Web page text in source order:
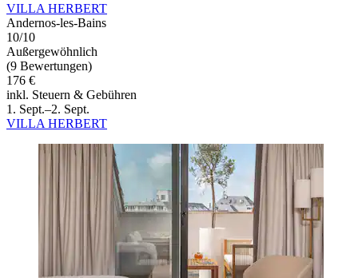
VILLA HERBERT
Andernos-les-Bains
10/10
Außergewöhnlich
(9 Bewertungen)
176 €
inkl. Steuern & Gebühren
1. Sept.–2. Sept.
VILLA HERBERT